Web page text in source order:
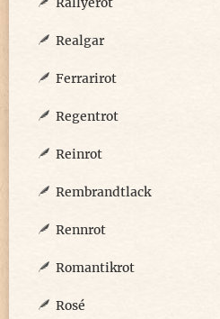
Realgar
Ferrarirot
Regentrot
Reinrot
Rembrandtlack
Rennrot
Romantikrot
Rosé